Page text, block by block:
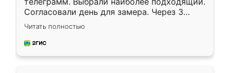
Согласовали день для замера. Через 3
недели кухня была уже готова. Остались
довольны работой. Спасибо Ренессанс
мебель за качественную работу!
Читать полностью